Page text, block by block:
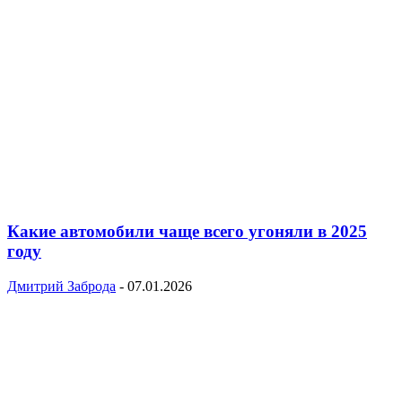
Какие автомобили чаще всего угоняли в 2025
году
Дмитрий Заброда - 07.01.2026